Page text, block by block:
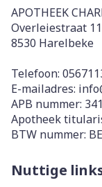
APOTHEEK
Overleiestraat
8530 Harelbeke
Telefoon:
E-mailadres:
APB nummer:
Apotheek
BTW nummer:
Nuttige